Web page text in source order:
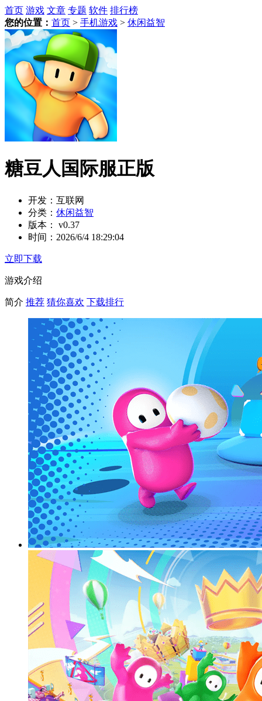
首页 游戏 文章 专题 软件 排行榜
您的位置： 首页 > 手机游戏 > 休闲益智
糖豆人国际服正版
开发： 互联网
分类： 休闲益智
版本：
v0.37
时间： 2026/6/4 18:29:04
立即下载
游戏介绍
简介 推荐 猜你喜欢 下载排行